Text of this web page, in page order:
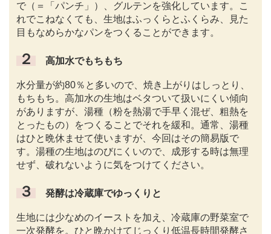
で（＝「パンチ」）、グルテンを強化しています。こ
れでこねなくても、生地はふっくらとふくらみ、見た
目もなめらかなパンをつくることができます。
２ 高加水でもちもち
水分量が約80％と多いので、焼き上がりはしっとり、
もちもち。高加水の生地はベタついて扱いにくい傾向
がありますが、湯種（粉を熱湯で手早く混ぜ、粗熱を
とったもの）をつくることでそれを緩和。通常、湯種
はひと晩休ませて使いますが、今回はその簡易版で
す。湯種の生地はのびにくいので、成形する時は無理
せず、破れないように気をつけてください。
３ 発酵は冷蔵庫でゆっくりと
生地には少なめのイーストを加え、冷蔵庫の野菜室で
一次発酵を。ひと晩かけてじっくり低温長時間発酵さ